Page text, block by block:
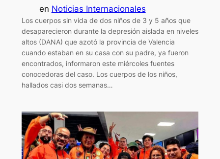
en Noticias Internacionales
Los cuerpos sin vida de dos niños de 3 y 5 años que
desaparecieron durante la depresión aislada en niveles
altos (DANA) que azotó la provincia de Valencia
cuando estaban en su casa con su padre, ya fueron
encontrados, informaron este miércoles fuentes
conocedoras del caso. Los cuerpos de los niños,
hallados casi dos semanas…